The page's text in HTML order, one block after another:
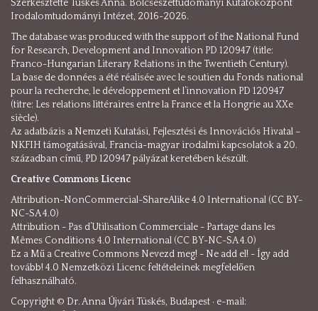
Szerkesztette Tüskés Anna. Bölcsészettudományi Kutatóközpont
Irodalomtudományi Intézet, 2016-2026.
The database was produced with the support of the National Fund
for Research, Development and Innovation PD 120947 (title:
Franco-Hungarian Literary Relations in the Twentieth Century).
La base de données a été réalisée avec le soutien du Fonds national
pour la recherche, le développement et l’innovation PD 120947
(titre: Les relations littéraires entre la France et la Hongrie au XXe
siècle).
Az adatbázis a Nemzeti Kutatási, Fejlesztési és Innovációs Hivatal –
NKFIH támogatásával, Francia-magyar irodalmi kapcsolatok a 20.
században című, PD 120947 pályázat keretében készült.
Creative Commons Licenc
Attribution-NonCommercial-ShareAlike 4.0 International (CC BY-
NC-SA 4.0)
Attribution - Pas d’Utilisation Commerciale - Partage dans les
Mêmes Conditions 4.0 International (CC BY-NC-SA 4.0)
Ez a Mű a Creative Commons Nevezd meg! - Ne add el! - Így add
tovább! 4.0 Nemzetközi Licenc feltételeinek megfelelően
felhasználható.
Copyright © Dr. Anna Újvári Tüskés, Budapest · e-mail: